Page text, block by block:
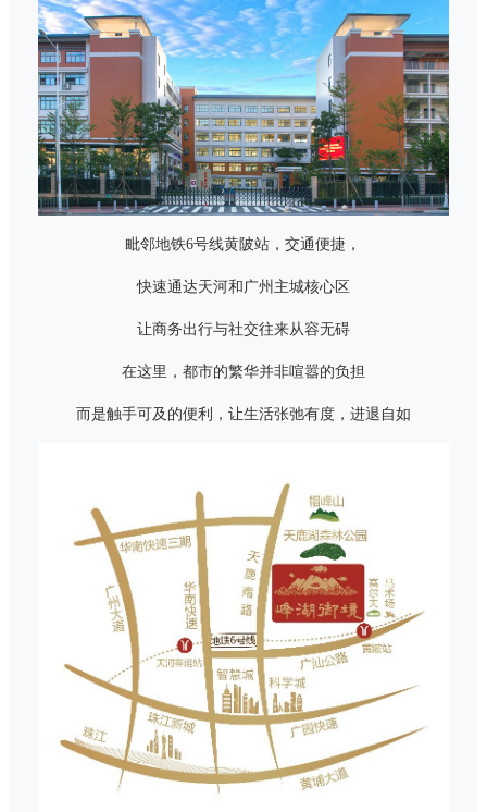
毗邻地铁6号线黄陂站，交通便捷，
快速通达天河和广州主城核心区
让商务出行与社交往来从容无碍
在这里，都市的繁华并非喧嚣的负担
而是触手可及的便利，让生活张弛有度，进退自如